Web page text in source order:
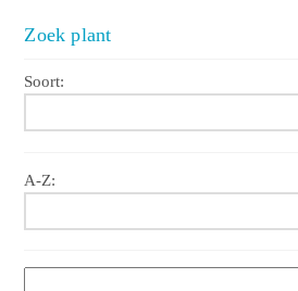
Zoek plant
Soort:
A-Z: